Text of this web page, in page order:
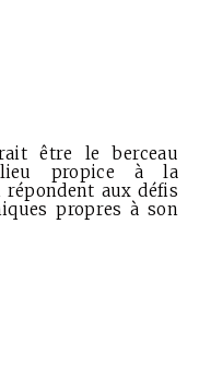
être le berceau
lieu propice à la
aux défis
propres à son